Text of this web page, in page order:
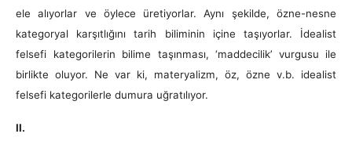
ele alıyorlar ve öylece üretiyorlar. Aynı şekilde, özne-nesne
kategoryal karşıtlığını tarih biliminin içine taşıyorlar. İdealist
felsefi kategorilerin bilime taşınması, ‘maddecilik’ vurgusu ile
birlikte oluyor. Ne var ki, materyalizm, öz, özne v.b. idealist
felsefi kategorilerle dumura uğratılıyor.
II.